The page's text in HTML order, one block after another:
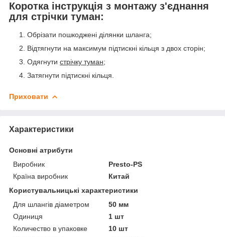
Коротка інструкція з монтажу з'єднання
для стрічки туман:
Обрізати пошкоджені ділянки шланга;
Відтягнути на максимум підтискні кільця з двох сторін;
Одягнути стрічку туман;
Затягнути підтискні кільця.
Приховати
Характеристики
Основні атрибути
Виробник
Presto-PS
Країна виробник
Китай
Користувальницькі характеристики
Для шлангів діаметром
50 мм
Одиниця
1 шт
Количество в упаковке
10 шт